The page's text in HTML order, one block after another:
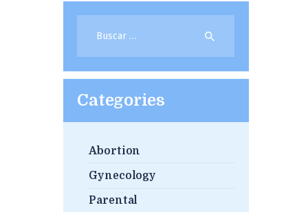
Categories
Abortion
Gynecology
Parental